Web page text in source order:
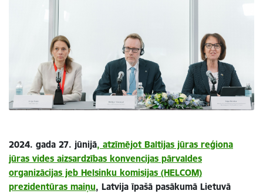
2024. gada 27. jūnijā, atzīmējot Baltijas jūras reģiona
jūras vides aizsardzības konvencijas pārvaldes
organizācijas jeb Helsinku komisijas (HELCOM)
prezidentūras maiņu, Latvija īpašā pasākumā Lietuvā